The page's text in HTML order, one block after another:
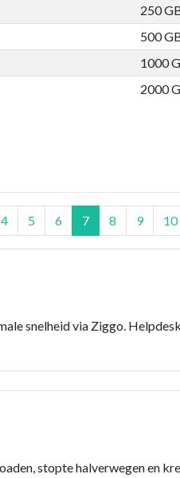
250
500
1000
2000
4 5 6 7 8 9 10
snelheid via Ziggo.
stopte halverwegen en